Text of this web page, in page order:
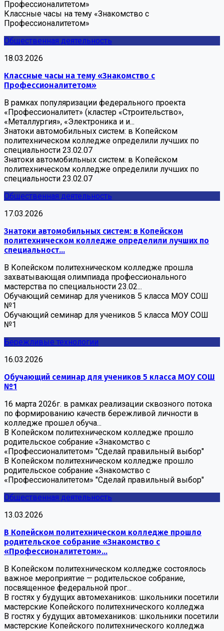
Профессионалитетом»
Классные часы на тему «Знакомство с
Профессионалитетом»
Общественная деятельность
18.03.2026
Классные часы на тему «Знакомство с
Профессионалитетом»
В рамках популяризации федерального проекта
«Профессионалитет» (кластер «Строительство»,
«Металлургия», «Электроника и и...
Знатоки автомобильных систем: в Копейском
политехническом колледже определили лучших по
специальности 23.02.07
Знатоки автомобильных систем: в Копейском
политехническом колледже определили лучших по
специальности 23.02.07
Общественная деятельность
17.03.2026
Знатоки автомобильных систем: в Копейском
политехническом колледже определили лучших по
специальност...
В Копейском политехническом колледже прошла
захватывающая олимпиада профессионального
мастерства по специальности 23.02...
Обучающий семинар для учеников 5 класса МОУ СОШ
№1
Обучающий семинар для учеников 5 класса МОУ СОШ
№1
Бережливые технологии
16.03.2026
Обучающий семинар для учеников 5 класса МОУ СОШ
№1
16 марта 2026г. в рамках реализации сквозного потока
по формированию качеств бережливой личности в
колледже прошел обуча...
В Копейском политехническом колледже прошло
родительское собрание «Знакомство с
«Профессионалитетом» "Сделай правильный выбор"
В Копейском политехническом колледже прошло
родительское собрание «Знакомство с
«Профессионалитетом» "Сделай правильный выбор"
Общественная деятельность
13.03.2026
В Копейском политехническом колледже прошло
родительское собрание «Знакомство с
«Профессионалитетом»...
В Копейском политехническом колледже состоялось
важное мероприятие — родительское собрание,
посвященное федеральной прог...
В гостях у будущих автомехаников: школьники посетили
мастерские Копейского политехнического колледжа
В гостях у будущих автомехаников: школьники посетили
мастерские Копейского политехнического колледжа